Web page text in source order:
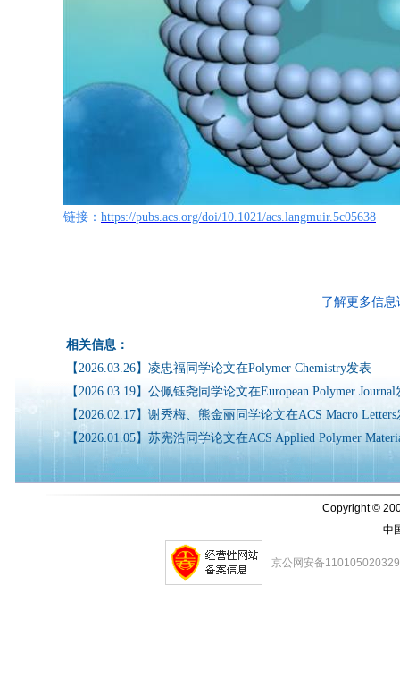
链接： https://pubs.acs.org/doi/10.1021/acs.langmuir.5c05638
了解更多信
相关信息：
【2026.03.26】凌忠福同学论文在Polymer Chemistry发表
【2026.03.19】公佩钰尧同学论文在European Polymer Journal
【2026.02.17】谢秀梅、熊金丽同学论文在ACS Macro
【2026.01.05】苏宪浩同学论文在ACS Applied Polymer
Copyright ©
中
京公网安备